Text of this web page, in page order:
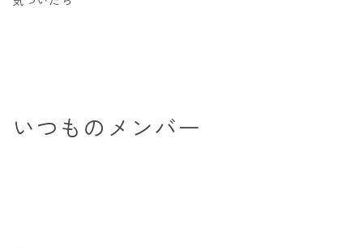
いつものメンバー